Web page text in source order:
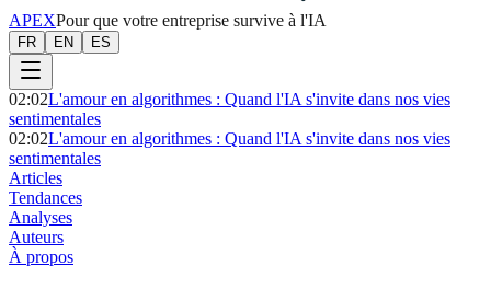
APEXPour que votre entreprise survive à l'IA
FR EN ES
02:02L'amour en algorithmes : Quand l'IA s'invite dans nos vies
sentimentales
02:02L'amour en algorithmes : Quand l'IA s'invite dans nos vies
sentimentales
Articles
Tendances
Analyses
Auteurs
À propos